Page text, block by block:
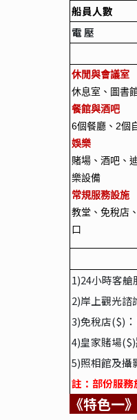
船員人數
電 壓
休閒與會議室
休息室、圖書
餐館與酒吧
6個餐廳、2個
娛樂
賭場、酒吧、
樂設備
常規服務設施
教堂、免稅店
口
1)24小時客艙
2)岸上觀光諮
3)免稅店($)
4)皇家賭場($)
5)照相館及攝
註：部份服務
《特色一